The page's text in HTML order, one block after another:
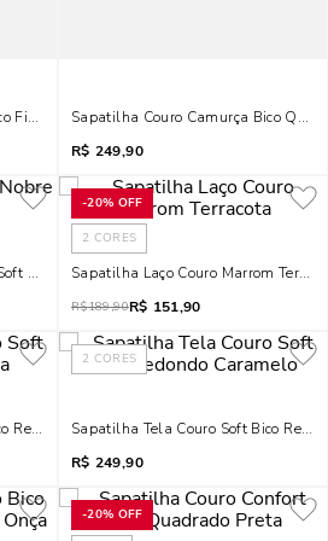
Fino Marrom Safari
Sapatilha Couro Camurça Bico
R$ 249,90
Preta
-20% OFF
2 CORES
Sapatilha Laço Couro Marrom
R$189,90R$ 151,90
Redondo Preta
2 CORES
Sapatilha Tela Couro Soft Bico
R$ 249,90
-20% OFF